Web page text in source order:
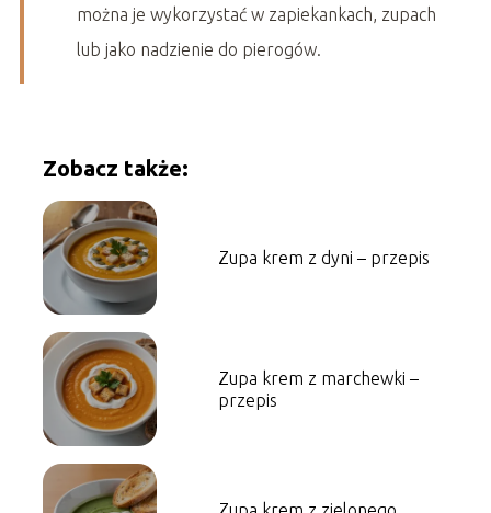
można je wykorzystać w zapiekankach, zupach
lub jako nadzienie do pierogów.
Zobacz także:
Zupa krem z dyni – przepis
Zupa krem z marchewki –
przepis